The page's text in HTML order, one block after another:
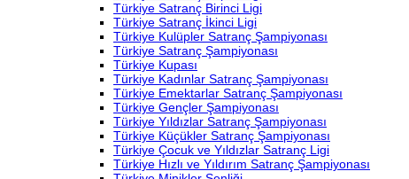
Türkiye Satranç Birinci Ligi
Türkiye Satranç İkinci Ligi
Türkiye Kulüpler Satranç Şampiyonası
Türkiye Satranç Şampiyonası
Türkiye Kupası
Türkiye Kadınlar Satranç Şampiyonası
Türkiye Emektarlar Satranç Şampiyonası
Türkiye Gençler Şampiyonası
Türkiye Yıldızlar Satranç Şampiyonası
Türkiye Küçükler Satranç Şampiyonası
Türkiye Çocuk ve Yıldızlar Satranç Ligi
Türkiye Hızlı ve Yıldırım Satranç Şampiyonası